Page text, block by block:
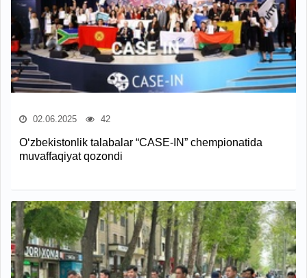
02.06.2025 42
O‘zbekistonlik talabalar “CASE-IN” chempionatida
muvaffaqiyat qozondi